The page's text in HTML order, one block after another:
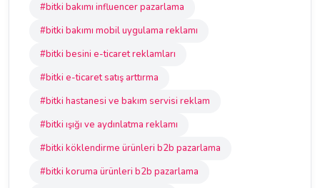
#bitki bakımı influencer pazarlama
#bitki bakımı mobil uygulama reklamı
#bitki besini e-ticaret reklamları
#bitki e-ticaret satış arttırma
#bitki hastanesi ve bakım servisi reklam
#bitki ışığı ve aydınlatma reklamı
#bitki köklendirme ürünleri b2b pazarlama
#bitki koruma ürünleri b2b pazarlama